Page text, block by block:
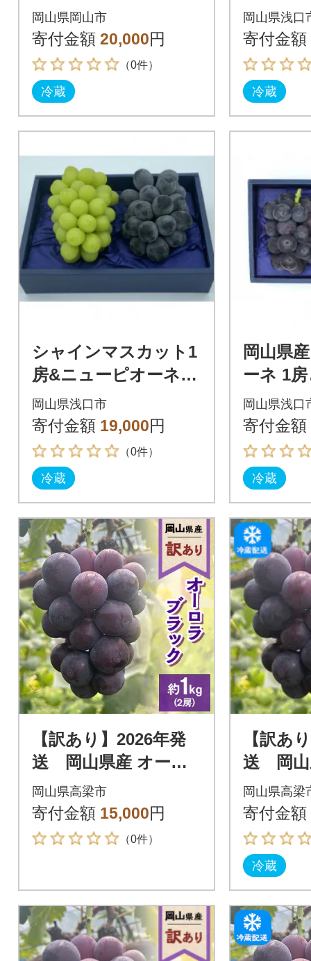
ブラック 1房(1房500g
前後)
岡山県岡山市
寄付金額 20,000円
（0件）
冷蔵
ットと
ネ又は
ック)36
岡山県浅口
寄付金額
冷蔵
シャインマスカット1
房&ニューピオーネ又
はオーロラブラック1
房(1房500g前後)
岡山県浅口市
寄付金額 19,000円
（0件）
冷蔵
岡山県
ーネ 1
ブラッ
前後)
岡山県浅口
寄付金額
冷蔵
【訳あり】2026年発
送 岡山県産 オーロ
ラブラック 2房 合計
約1kg 常温配送
岡山県高梁市
寄付金額 15,000円
（0件）
【訳あ
送 岡山
ラブラ
計約2kg
岡山県高梁
寄付金額
冷蔵